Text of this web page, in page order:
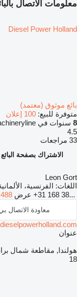
معلومات الاتصال
Diesel Power Holland
بائع موثوق (معتمد)
متوفرة للبيع: 100 إعلان
8 سنوات في Machineryline
4.5
33 مراجعات
الاشتراك بصفحة البائع
Leon Gort
اللغات: الفرنسية،
+31 168 38... عرض
معاودة الاتصال
عنوان
18